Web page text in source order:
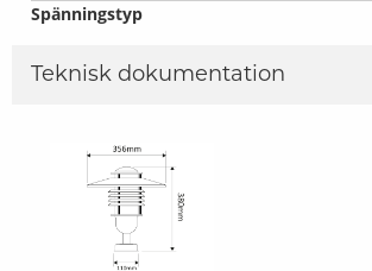
Spänningstyp
Teknisk dokumentation